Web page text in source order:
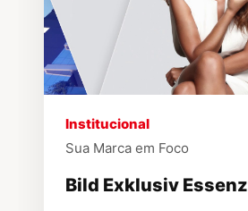
▶
Institucional
Sua Marca em Foco
Bild Exklusiv Essenz